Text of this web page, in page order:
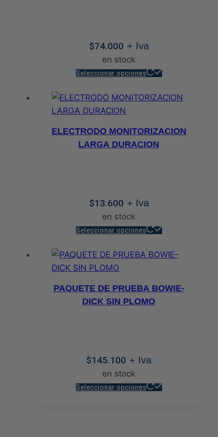
la
de
$74.000 + Iva
en stock
Seleccionar opciones
Este
tiene
Las
página
producto
ELECTRODO MONITORIZACION
LARGA DURACION
$13.600 + Iva
en stock
Seleccionar opciones
Este
tiene
Las
página
PAQUETE DE PRUEBA BOWIE-
DICK SIN PLOMO
$145.100 + Iva
en stock
Seleccionar opciones
Este